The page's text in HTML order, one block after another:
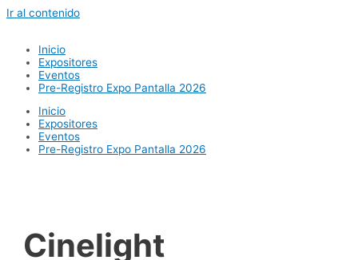
Ir al contenido
Inicio
Expositores
Eventos
Pre-Registro Expo Pantalla 2026
Inicio
Expositores
Eventos
Pre-Registro Expo Pantalla 2026
Cinelight